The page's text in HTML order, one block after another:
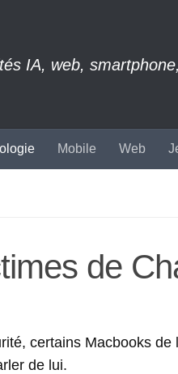
IA, web,
Mobile Web
de
certains Macbooks
de lui.